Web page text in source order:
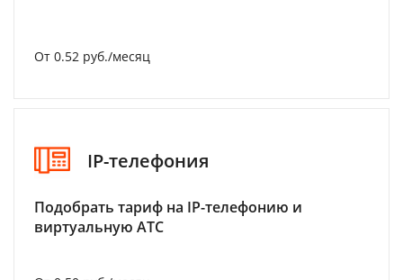
От 0.52 руб./месяц
IP-телефония
Подобрать тариф на IP-телефонию и
виртуальную АТС